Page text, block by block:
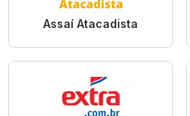
Assaí Atacadista